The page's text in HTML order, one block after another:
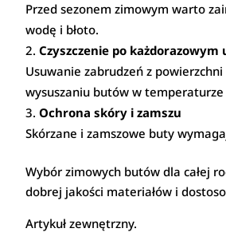
Przed sezonem zimowym warto
wodę i błoto.
Czyszczenie po każdorazowym
Usuwanie zabrudzeń z
wysuszaniu butów w
Ochrona skóry i zamszu
Skórzane i zamszowe buty
Wybór zimowych butów dla całej
dobrej jakości materiałów i
Artykuł zewnętrzny.